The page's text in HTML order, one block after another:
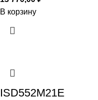
В корзину
ISD552M21E